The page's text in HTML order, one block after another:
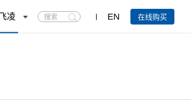
凌
搜
索
EN 在线购买